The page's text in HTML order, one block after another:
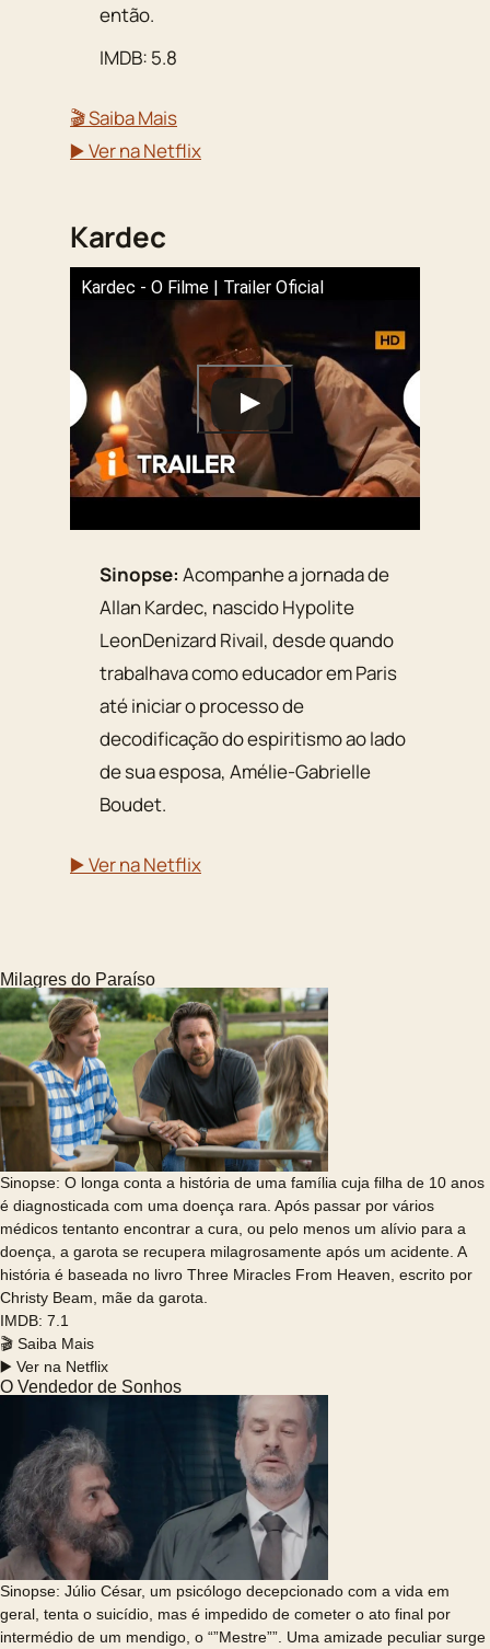
então.
IMDB: 5.8
🎬 Saiba Mais
▶️ Ver na Netflix
Kardec
Kardec - O Filme | Trailer Oficial
Sinopse: Acompanhe a jornada de
Allan Kardec, nascido Hypolite
LeonDenizard Rivail, desde quando
trabalhava como educador em Paris
até iniciar o processo de
decodificação do espiritismo ao lado
de sua esposa, Amélie-Gabrielle
Boudet.
▶️ Ver na Netflix
Milagres do Paraíso
Sinopse: O longa conta a história de uma família cuja filha de 10 anos
é diagnosticada com uma doença rara. Após passar por vários
médicos tentanto encontrar a cura, ou pelo menos um alívio para a
doença, a garota se recupera milagrosamente após um acidente. A
história é baseada no livro Three Miracles From Heaven, escrito por
Christy Beam, mãe da garota.
IMDB: 7.1
🎬 Saiba Mais
▶️ Ver na Netflix
O Vendedor de Sonhos
Sinopse: Júlio César, um psicólogo decepcionado com a vida em
geral, tenta o suicídio, mas é impedido de cometer o ato final por
intermédio de um mendigo, o “”Mestre””. Uma amizade peculiar surge